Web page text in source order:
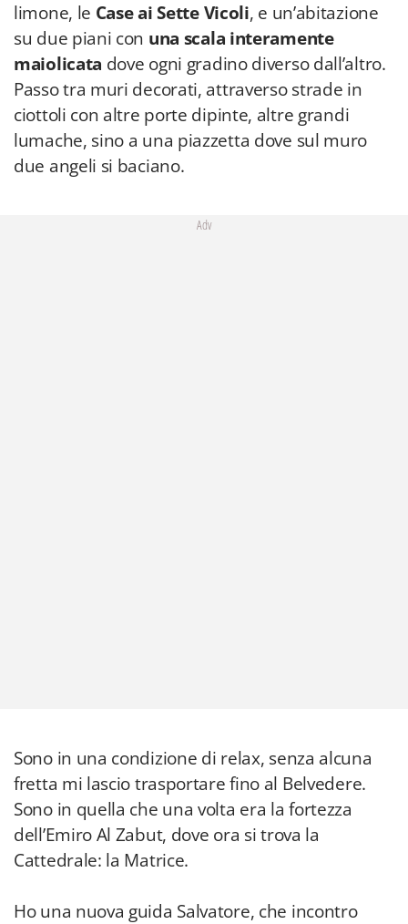
limone, le Case ai Sette Vicoli, e un’abitazione
su due piani con una scala interamente
maiolicata dove ogni gradino diverso dall’altro.
Passo tra muri decorati, attraverso strade in
ciottoli con altre porte dipinte, altre grandi
lumache, sino a una piazzetta dove sul muro
due angeli si baciano.
Adv
Sono in una condizione di relax, senza alcuna
fretta mi lascio trasportare fino al Belvedere.
Sono in quella che una volta era la fortezza
dell’Emiro Al Zabut, dove ora si trova la
Cattedrale: la Matrice.
Ho una nuova guida Salvatore, che incontro